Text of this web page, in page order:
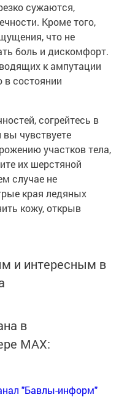
сужаются,
Кроме того,
что не
боль и дискомфорт.
к ампутации
в состоянии
согрейтесь в
чувствуете
участков тела,
их шерстяной
случае не
края ледяных
кожу, открыв
и интересным в
в
MАХ:
"Бавлы-информ"